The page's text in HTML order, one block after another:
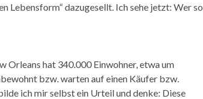
Lebensform“ dazugesellt. Ich sehe jetzt: Wer so
Orleans hat 340.000 Einwohner, etwa um
bzw. warten auf einen Käufer bzw.
ich mir selbst ein Urteil und denke: Diese